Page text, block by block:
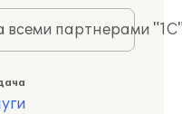
всеми партнерами